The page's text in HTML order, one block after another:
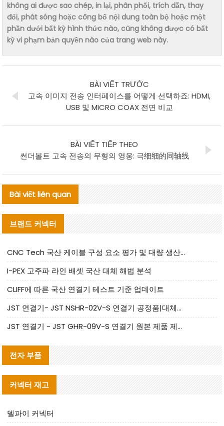
không ai được sao chép, in lại, phân phối, trích dẫn, thay
đổi, phát sóng hoặc công bố nội dung toàn bộ hoặc một
phần dưới bất kỳ hình thức nào, cũng không được có bất
kỳ vi phạm bản quyền nào của trang web này.
BÀI VIẾT TRƯỚC
고속 이미지 전송 인터페이스를 어떻게 선택하죠: HDMI,
USB 및 MICRO COAX 전면 비교
BÀI VIẾT TIẾP THEO
썬더볼트 고속 전송의 무형의 영웅: 극细细的同轴线
Bài viết liên quan
브랜드 커넥터
CNC Tech 국산 케이블 구성 요소 평가 및 대량 생산 적합성 가이드
I-PEX 고주파 라인 배셋 국산 대체 해법 분석
CLIFF에 따른 국산 연결기 테스트 기준 업데이트
JST 연결기- JST NSHR-02V-S 연결기 공정품|대체품 제공
JST 연결기 - JST GHR-09V-S 연결기 원본 제품 제공 | 대체품 제공
전자 부품
커넥터 재고
델파이 커넥터